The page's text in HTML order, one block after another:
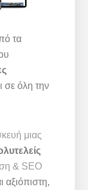
τα
σε όλη την
μιας
& SEO
αξιόπιστη,